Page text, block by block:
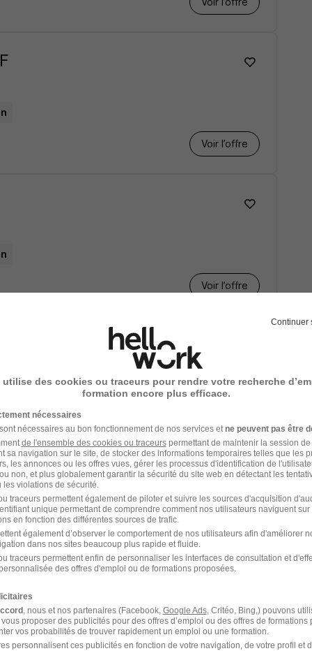
Voir l’offre
Voir l’offre
Voir l’offre
Voir l’offre
1
Continuer
utilise des cookies ou traceurs pour rendre votre recherche
formation encore plus efficace.
nécessaires
nécessaires au bon fonctionnement de nos services et ne peuvent pas être
de l'ensemble des cookies ou traceurspermettant de maintenir la session
sa navigation sur le site, de stocker des informations temporaires telles que les
les annonces ou les offres vues, gérer les processus d'identification de
non, et plus globalement garantir la sécurité du site web en détectant les
violations de sécurité.
traceurs permettent également de piloter et suivre les sources d'acquisition
unique permettant de comprendre comment nos utilisateurs naviguent sur
en fonction des différentes sources de trafic.
également d’observer le comportement de nos utilisateurs afin d'améliorer
dans nos sites beaucoup plus rapide et fluide.
traceurs permettent enfin de personnaliser les interfaces de consultation et
des offres d'emploi ou de formations proposées.
, nous et nos partenaires (Facebook, Google Ads, Critéo, Bing,) pouvons
proposer des publicités pour des offres d’emploi ou des offres de formations
vos probabilités de trouver rapidement un emploi ou une formation.
personnalisent ces publicités en fonction de votre navigation, de votre profil et